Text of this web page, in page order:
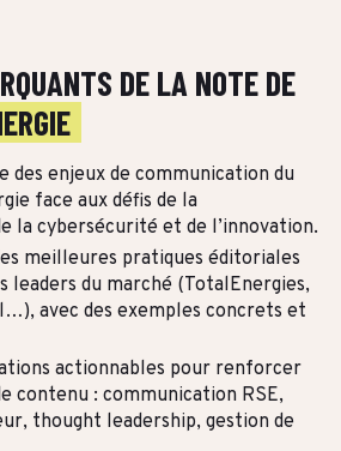
DE LA NOTE DE
des enjeux de communication du
face aux défis de la
la cybersécurité et de l’innovation.
meilleures pratiques éditoriales
leaders du marché (TotalEnergies,
avec des exemples concrets et
actionnables pour renforcer
contenu : communication RSE,
thought leadership, gestion de